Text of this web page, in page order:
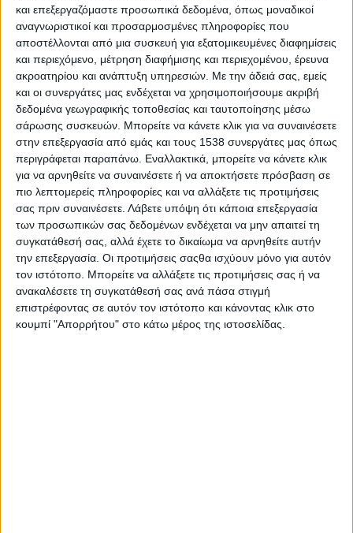
και επεξεργαζόμαστε προσωπικά δεδομένα, όπως μοναδικοί
αναγνωριστικοί και προσαρμοσμένες πληροφορίες που
αποστέλλονται από μια συσκευή για εξατομικευμένες διαφημίσεις
και περιεχόμενο, μέτρηση διαφήμισης και περιεχομένου, έρευνα
ακροατηρίου και ανάπτυξη υπηρεσιών. Με την άδειά σας, εμείς
και οι συνεργάτες μας ενδέχεται να χρησιμοποιήσουμε ακριβή
δεδομένα γεωγραφικής τοποθεσίας και ταυτοποίησης μέσω
σάρωσης συσκευών. Μπορείτε να κάνετε κλικ για να συναινέσετε
στην επεξεργασία από εμάς και τους 1538 συνεργάτες μας όπως
περιγράφεται παραπάνω. Εναλλακτικά, μπορείτε να κάνετε κλικ
για να αρνηθείτε να συναινέσετε ή να αποκτήσετε πρόσβαση σε
πιο λεπτομερείς πληροφορίες και να αλλάξετε τις προτιμήσεις
σας πριν συναινέσετε. Λάβετε υπόψη ότι κάποια επεξεργασία
των προσωπικών σας δεδομένων ενδέχεται να μην απαιτεί τη
συγκατάθεσή σας, αλλά έχετε το δικαίωμα να αρνηθείτε αυτήν
την επεξεργασία. Οι προτιμήσεις σαςθα ισχύουν μόνο για αυτόν
τον ιστότοπο. Μπορείτε να αλλάξετε τις προτιμήσεις σας ή να
ανακαλέσετε τη συγκατάθεσή σας ανά πάσα στιγμή
επιστρέφοντας σε αυτόν τον ιστότοπο και κάνοντας κλικ στο
κουμπί "Απορρήτου" στο κάτω μέρος της ιστοσελίδας.
περιλαμβάνει καθημερινές εκδρομές και
επισκέψεις σε εμβληματικούς προορισμούς της
Περιφέρειας, όπως η Αρχαία Ολυμπία, το Δάσος
της Στροφυλιάς και η λίμνη Τριχωνίδα.
Παράλληλα, έχουν προγραμματιστεί
μοτοπαιχνίδια, πολιτιστικές δράσεις,
εκπαιδευτικά σεμινάρια ασφαλούς οδήγησης από
ειδικούς, καθώς και βραδινές συναυλίες με
γνωστούς καλλιτέχνες και συγκροτήματα. Μεταξύ
αυτών, ο Δημήτρης Σταρόβας και οι 1550, αλλά και
οι μουσικές μπάντες «ΟΡΙΖΟΝΤΕΣ» και «BAD
HABBITS», υπόσχονται να ανεβάσουν το κέφι και
να δώσουν ξεχωριστό τόνο στη διοργάνωση.
Η φετινή συνάντηση δεν αποτελεί απλώς ένα
αθλητικό ή ψυχαγωγικό γεγονός, αλλά μια